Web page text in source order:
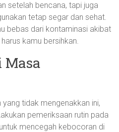
setelah bencana, tapi juga
tetap segar dan sehat.
bebas dari kontaminasi akibat
kamu bersihkan.
Masa
tidak mengenakkan ini,
pemeriksaan rutin pada
mencegah kebocoran di